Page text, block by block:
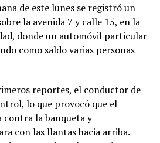
de este lunes se registró un
la avenida 7 y calle 15, en la
donde un automóvil particular
como saldo varias personas
reportes, el conductor de
lo que provocó que el
contra la banqueta y
con las llantas hacia arriba.